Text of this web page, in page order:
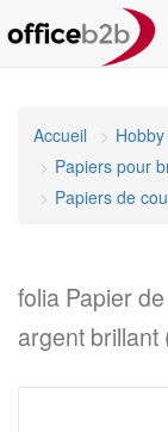
Accueil
Papiers pour
Papiers de
folia Papier
argent brillant